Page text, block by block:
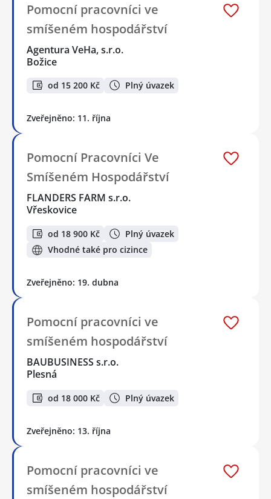
Pomocní pracovníci ve
smíšeném hospodářství
Agentura VeHa, s.r.o.
Božice
od 15 200 Kč Plný úvazek
Zveřejněno: 11. října
Pomocní Pracovníci Ve
Smíšeném Hospodářství
FLANDERS FARM s.r.o.
Vřeskovice
od 18 900 Kč
Plný úvazek
Vhodné také pro cizince
Zveřejněno: 19. dubna
Pomocní pracovníci ve
smíšeném hospodářství
BAUBUSINESS s.r.o.
Plesná
od 18 000 Kč Plný úvazek
Zveřejněno: 13. října
Pomocní pracovníci ve
smíšeném hospodářství